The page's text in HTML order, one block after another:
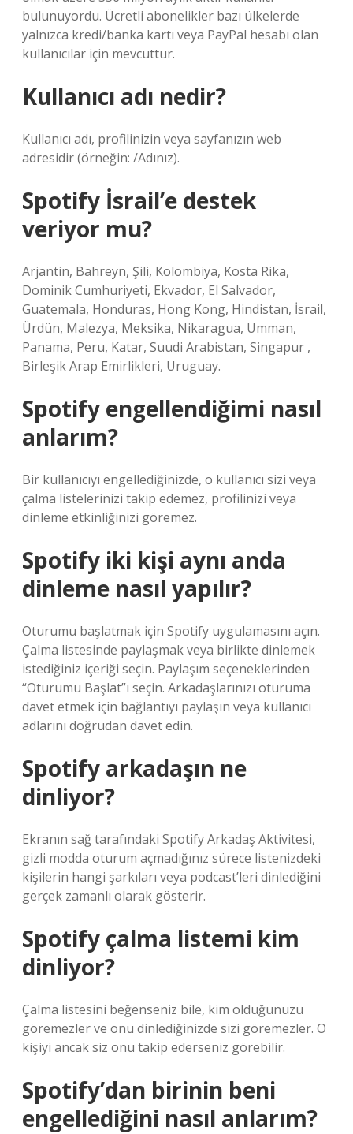
bulunuyordu. Ücretli abonelikler bazı ülkelerde
yalnızca kredi/banka kartı veya PayPal hesabı olan
kullanıcılar için mevcuttur.
Kullanıcı adı nedir?
Kullanıcı adı, profilinizin veya sayfanızın web
adresidir (örneğin: /Adınız).
Spotify İsrail’e destek
veriyor mu?
Arjantin, Bahreyn, Şili, Kolombiya, Kosta Rika,
Dominik Cumhuriyeti, Ekvador, El Salvador,
Guatemala, Honduras, Hong Kong, Hindistan, İsrail,
Ürdün, Malezya, Meksika, Nikaragua, Umman,
Panama, Peru, Katar, Suudi Arabistan, Singapur ,
Birleşik Arap Emirlikleri, Uruguay.
Spotify engellendiğimi nasıl
anlarım?
Bir kullanıcıyı engellediğinizde, o kullanıcı sizi veya
çalma listelerinizi takip edemez, profilinizi veya
dinleme etkinliğinizi göremez.
Spotify iki kişi aynı anda
dinleme nasıl yapılır?
Oturumu başlatmak için Spotify uygulamasını açın.
Çalma listesinde paylaşmak veya birlikte dinlemek
istediğiniz içeriği seçin. Paylaşım seçeneklerinden
“Oturumu Başlat”ı seçin. Arkadaşlarınızı oturuma
davet etmek için bağlantıyı paylaşın veya kullanıcı
adlarını doğrudan davet edin.
Spotify arkadaşın ne
dinliyor?
Ekranın sağ tarafındaki Spotify Arkadaş Aktivitesi,
gizli modda oturum açmadığınız sürece listenizdeki
kişilerin hangi şarkıları veya podcast’leri dinlediğini
gerçek zamanlı olarak gösterir.
Spotify çalma listemi kim
dinliyor?
Çalma listesini beğenseniz bile, kim olduğunuzu
göremezler ve onu dinlediğinizde sizi göremezler. O
kişiyi ancak siz onu takip ederseniz görebilir.
Spotify’dan birinin beni
engellediğini nasıl anlarım?